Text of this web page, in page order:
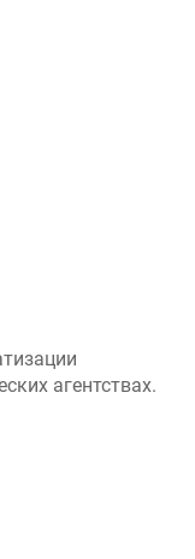
агентствах.